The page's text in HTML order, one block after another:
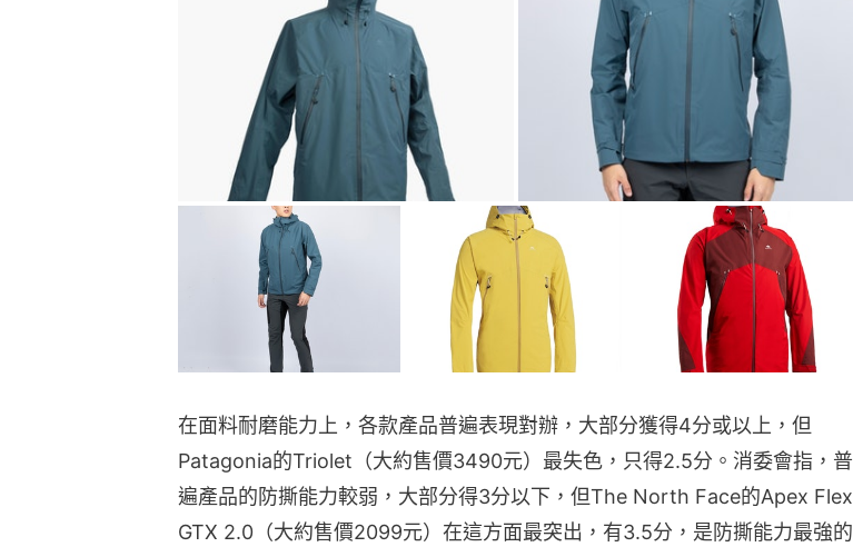
在面料耐磨能力上，各款產品普遍表現對辦，大部分獲得4分或以上，但
Patagonia的Triolet（大約售價3490元）最失色，只得2.5分。消委會指，普
遍產品的防撕能力較弱，大部分得3分以下，但The North Face的Apex Flex
GTX 2.0（大約售價2099元）在這方面最突出，有3.5分，是防撕能力最強的